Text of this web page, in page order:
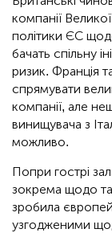
компанії
політики ЄС
бачать спільну
ризик. Франція
спрямувати
компанії, але
винищувача з
можливо.
Попри гострі
зокрема щодо
зробила
узгодженими